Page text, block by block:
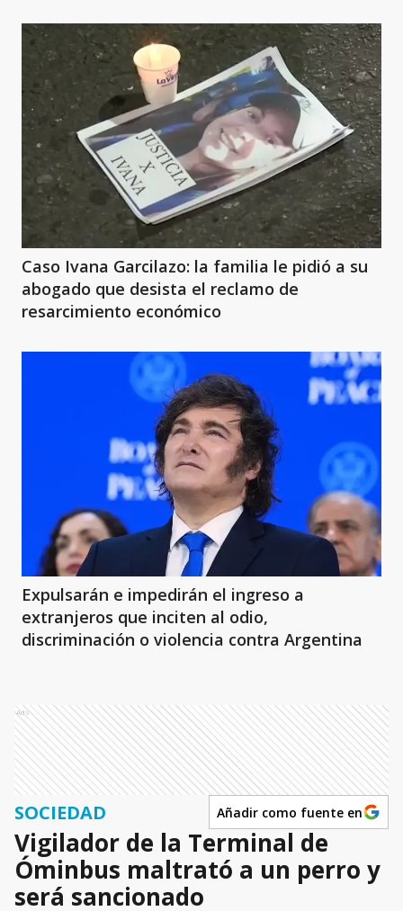
Caso Ivana Garcilazo: la familia le pidió a su
abogado que desista el reclamo de
resarcimiento económico
Expulsarán e impedirán el ingreso a
extranjeros que inciten al odio,
discriminación o violencia contra Argentina
Ads
SOCIEDAD Añadir como fuente en
Vigilador de la Terminal de
Óminbus maltrató a un perro y
será sancionado